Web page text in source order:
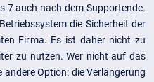
7 auch nach dem Supportende.
die Sicherheit der
Firma. Es ist daher nicht zu
zu nutzen. Wer nicht auf das
Option: die Verlängerung